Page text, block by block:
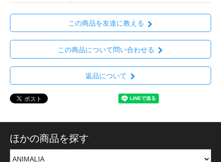
この商品を友達に教える
この商品について問い合わせる
返品について
ほかの商品を探す